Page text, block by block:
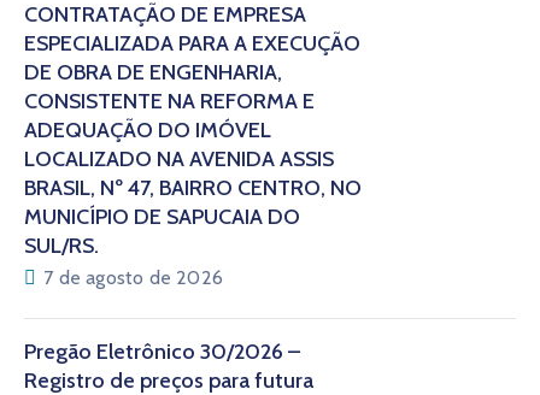
CONTRATAÇÃO DE EMPRESA
ESPECIALIZADA PARA A EXECUÇÃO
DE OBRA DE ENGENHARIA,
CONSISTENTE NA REFORMA E
ADEQUAÇÃO DO IMÓVEL
LOCALIZADO NA AVENIDA ASSIS
BRASIL, Nº 47, BAIRRO CENTRO, NO
MUNICÍPIO DE SAPUCAIA DO
SUL/RS.
7 de agosto de 2026
Pregão Eletrônico 30/2026 –
Registro de preços para futura